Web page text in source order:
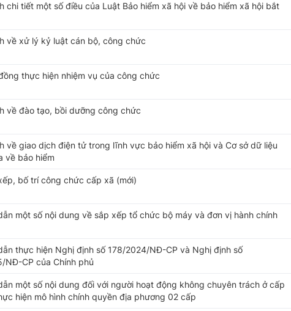
chi tiết một số điều của Luật Bảo hiểm xã hội về bảo hiểm xã hội bắt
về xử lý kỷ luật cán bộ, công chức
thực hiện nhiệm vụ của công chức
về đào tạo, bồi dưỡng công chức
về giao dịch điện tử trong lĩnh vực bảo hiểm xã hội và Cơ sở dữ liệu
về bảo hiểm
bố trí công chức cấp xã (mới)
một số nội dung về sắp xếp tổ chức bộ máy và đơn vị hành chính
thực hiện Nghị định số 178/2024/NĐ-CP và Nghị định số
NĐ-CP của Chính phủ
một số nội dung đối với người hoạt động không chuyên trách ở cấp
hiện mô hình chính quyền địa phương 02 cấp